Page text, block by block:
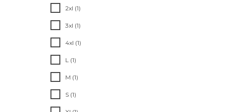
2xl (1)
3xl (1)
4xl (1)
L (1)
M (1)
S (1)